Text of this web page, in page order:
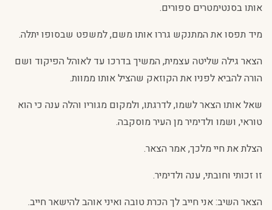
אותו בסנטימטרים ספורים.
מיד תפסו את המתנקש גררו אותו משם, למשפט שבסופו יתלה.
הצאר גילה שליטה עצמית, המשיך בדרכו עד לאוהל הפיקוד ושם
הורה להביא לפניו את הקוזאק שהציל אותו ממוות.
שאל אותו הצאר לשמו, לדרגתו, ולמקום מגוריו והלה ענה כי הוא
טוראי, ושמו ולדימיר מן העיר מוסקבה.
הצלת את חיי מלכך, אמר הצאר.
זו זכותי וחובתי, ענה ולדימיר.
הצאר השיב: אני חייב לך הכרת טובה ואיני אוהב להישאר חייב.